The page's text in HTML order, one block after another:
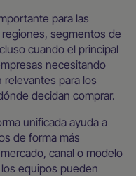
para las
segmentos de
cuando el principal
necesitando
para los
decidan comprar.
unificada ayuda a
de forma más
canal o modelo
equipos pueden